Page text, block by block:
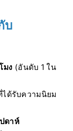
บ
มง (อันดับ 1 ใน
ได้รับความนิยม
ดาห์